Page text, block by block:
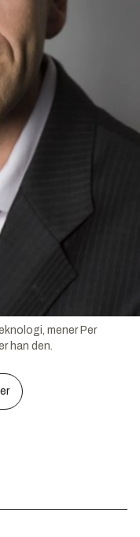
mener Per
han den.